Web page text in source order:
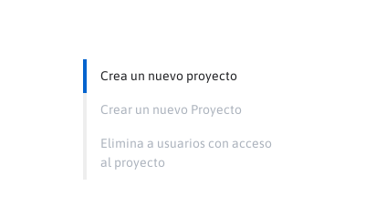
Crea un nuevo proyecto
Crear un nuevo Proyecto
Elimina a usuarios con acceso
al proyecto